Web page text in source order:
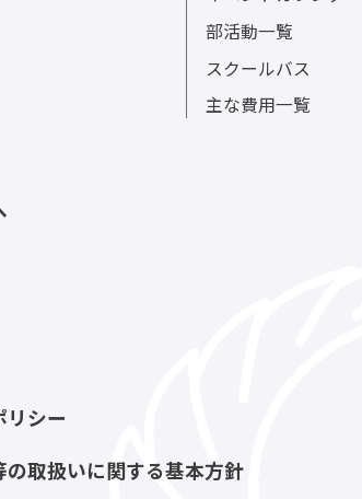
部活動一覧
スクールバス
主な費用一覧
リシー
の取扱いに関する基本方針